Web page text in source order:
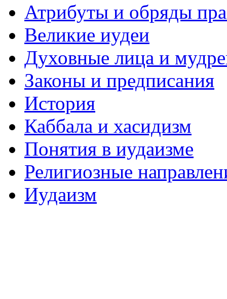
Атрибуты и обряды
Великие иудеи
Духовные лица и
Законы и предписания
История
Каббала и хасидизм
Понятия в иудаизме
Религиозные
Иудаизм